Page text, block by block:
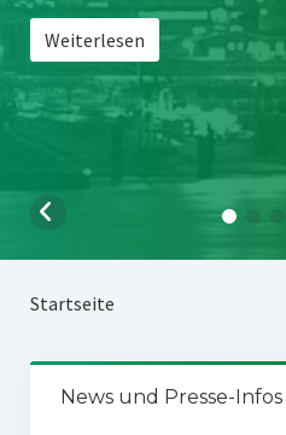
Weiterlesen
Startseite
News und Presse-Infos